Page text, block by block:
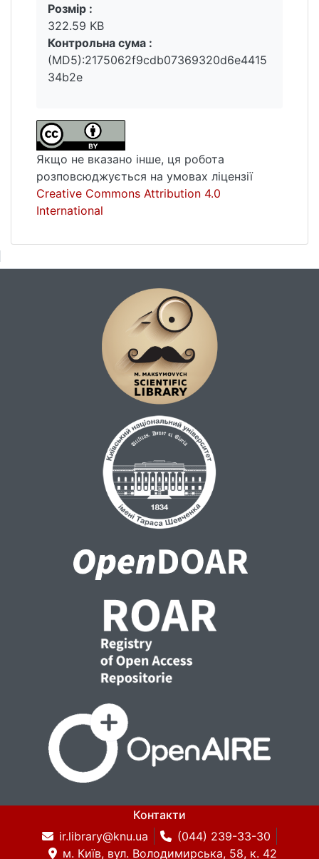
Розмір :
322.59 KB
Контрольна сума :
(MD5):2175062f9cdb07369320d6e4415
34b2e
Якщо не вказано інше, ця робота
розповсюджується на умовах ліцензії
Creative Commons Attribution 4.0
International
Контакти
ir.library@knu.ua
(044) 239-33-30
м. Київ, вул. Володимирська, 58, к. 42